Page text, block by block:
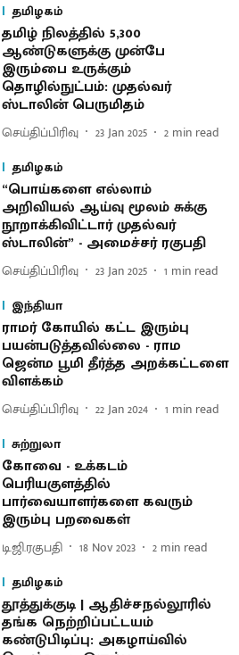
தமிழகம்
தமிழ் நிலத்தில் 5,300
ஆண்டுகளுக்கு முன்பே
இரும்பை உருக்கும்
தொழில்நுட்பம்: முதல்வர்
ஸ்டாலின் பெருமிதம்
செய்திப்பிரிவு 23 Jan 2025 2 min read
தமிழகம்
“பொய்களை எல்லாம்
அறிவியல் ஆய்வு மூலம் சுக்கு
நூறாக்கிவிட்டார் முதல்வர்
ஸ்டாலின்” - அமைச்சர் ரகுபதி
செய்திப்பிரிவு 23 Jan 2025 1 min read
இந்தியா
ராமர் கோயில் கட்ட இரும்பு
பயன்படுத்தவில்லை - ராம
ஜென்ம பூமி தீர்த்த அறக்கட்டளை
விளக்கம்
செய்திப்பிரிவு 22 Jan 2024 1 min read
சுற்றுலா
கோவை - உக்கடம்
பெரியகுளத்தில்
பார்வையாளர்களை கவரும்
இரும்பு பறவைகள்
டி.ஜி.ரகுபதி 18 Nov 2023 2 min read
தமிழகம்
தூத்துக்குடி | ஆதிச்சநல்லூரில்
தங்க நெற்றிப்பட்டயம்
கண்டுபிடிப்பு: அகழாய்வில்